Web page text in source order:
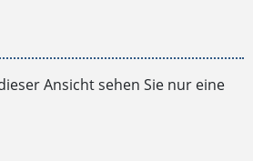
Ansicht sehen Sie nur eine